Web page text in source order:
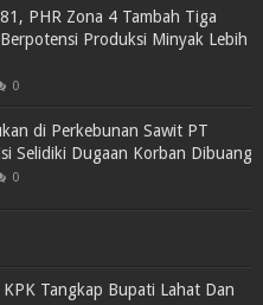
PHR Zona 4 Tambah Tiga
Produksi Minyak Lebih
0
di Perkebunan Sawit PT
Selidiki Dugaan Korban Dibuang
0
Tangkap Bupati Lahat Dan